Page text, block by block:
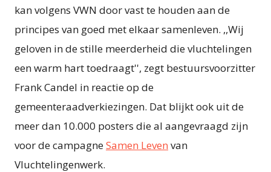
kan volgens VWN door vast te houden aan de
principes van goed met elkaar samenleven. ,,Wij
geloven in de stille meerderheid die vluchtelingen
een warm hart toedraagt'', zegt bestuursvoorzitter
Frank Candel in reactie op de
gemeenteraadverkiezingen. Dat blijkt ook uit de
meer dan 10.000 posters die al aangevraagd zijn
voor de campagneSamen Leven van
Vluchtelingenwerk.